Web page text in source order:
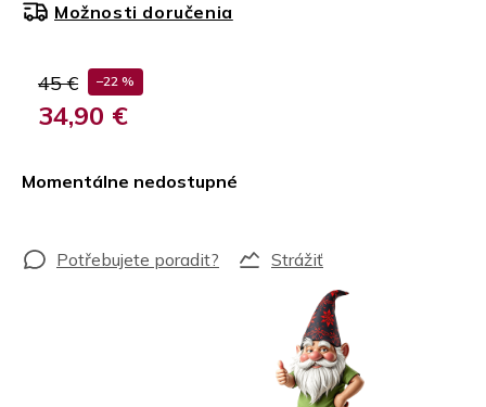
45 € –22 %
34,90 €
Momentálne nedostupné
Možnosti doručenia
Strážiť